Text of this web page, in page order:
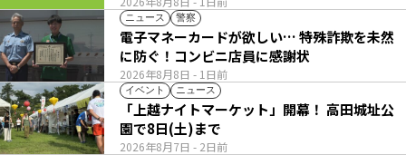
ニュース 警察
2026年8月8日 - 1日前
電子マネーカードが欲しい… 特殊詐欺を未然
に防ぐ！コンビニ店員に感謝状
イベント ニュース
2026年8月7日 - 2日前
「上越ナイトマーケット」開幕！ 高田城址公
園で8日(土)まで